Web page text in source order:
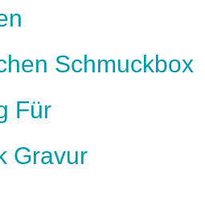
Schmuckbox
Für
Gravur